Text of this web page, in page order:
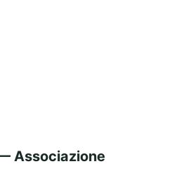
Associazione